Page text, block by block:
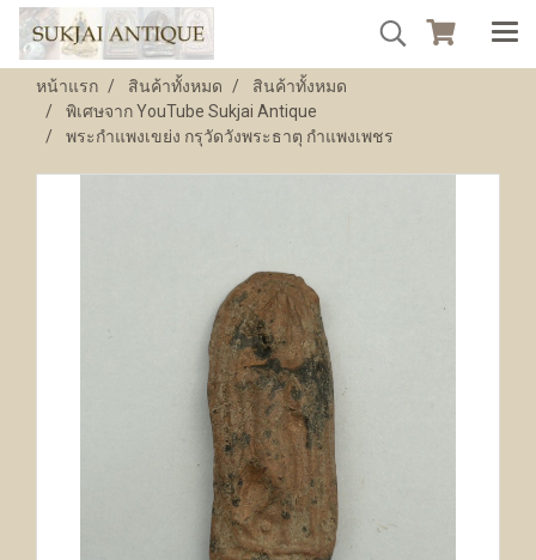
หน้าแรก สินค้าทั้งหมด
สินค้าทั้งหมด
พิเศษจาก YouTube Sukjai Antique
พระกำแพงเขย่ง กรุวัดวังพระธาตุ กำแพงเพชร